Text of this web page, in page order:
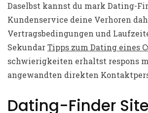
Daselbst kannst du mark Dating-
Kundenservice deine Verhoren
Vertragsbedingungen und
SekundarTipps zum Dating eines
schwierigkeiten erhaltst respons
angewandten direkten
Dating-Finder